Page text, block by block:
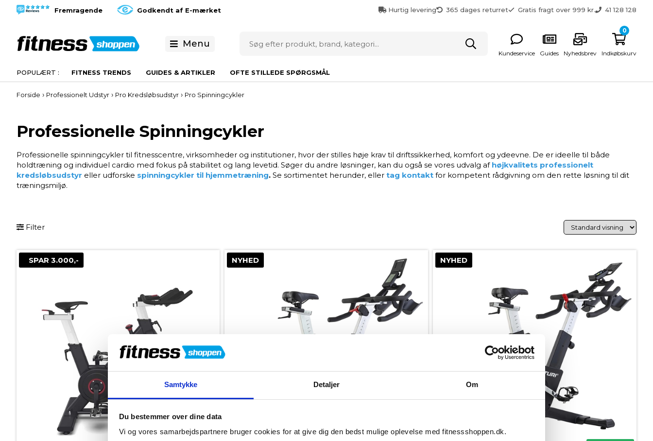
Samtykke Detaljer Om
Du bestemmer over dine data
Vi og vores samarbejdspartnere bruger cookies for at give dig den bedst mulige oplevelse med fitnessshoppen.dk.
Hurtig levering 365 dages returret Gratis fragt over 999 kr. 41 128 128
Fremragende Godkendt af E-mærket
Menu
Kundeservice Guides Nyhedsbrev Indkøbskurv
0
FITNESS TRENDS GUIDES & ARTIKLER OFTE STILLEDE SPØRGSMÅL
Forside › Professionelt Udstyr› Pro Kredsløbsudstyr› Pro Spinningcykler
Professionelle Spinningcykler
Professionelle spinningcykler til fitnesscentre, virksomheder og institutioner, hvor der stilles høje krav til driftssikkerhed, komfort og ydeevne. De er ideelle til både
holdtræning og individuel cardio med fokus på stabilitet og lang levetid. Søger du andre løsninger, kan du også se vores udvalg af højkvalitets professionelt
kredsløbsudstyr eller udforske spinningcykler til hjemmetræning.Se sortimentet herunder, eller tag kontaktfor kompetent rådgivning om den rette løsning til dit
træningsmiljø.
Filter
SPAR 3.000,- NYHED NYHED